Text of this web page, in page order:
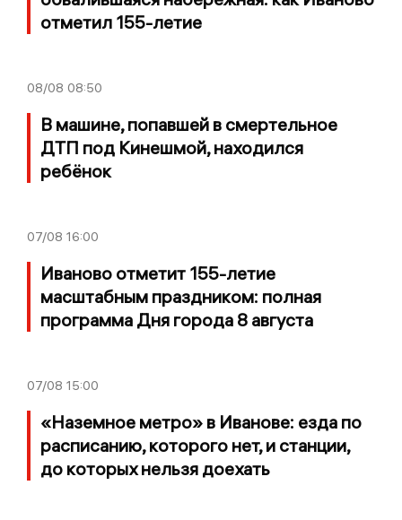
отметил 155-летие
08/08 08:50
В машине, попавшей в смертельное
ДТП под Кинешмой, находился
ребёнок
07/08 16:00
Иваново отметит 155-летие
масштабным праздником: полная
программа Дня города 8 августа
07/08 15:00
«Наземное метро» в Иванове: езда по
расписанию, которого нет, и станции,
до которых нельзя доехать